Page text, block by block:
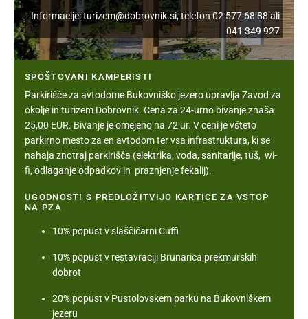
Informacije:turizem@dobrovnik.si, telefon 02 577 68 88 ali
041 349 927
SPOŠTOVANI KAMPERISTI
Parkirišče za avtodome Bukovniško jezero upravlja Zavod za
okolje in turizem Dobrovnik. Cena za 24-urno bivanje znaša
25,00 EUR. Bivanje je omejeno na 72 ur. V ceni je všteto
parkirno mesto za en avtodom ter vsa infrastruktura, ki se
nahaja znotraj parkirišča (elektrika, voda, sanitarije, tuš, wi-
fi, odlaganje odpadkov in praznjenje fekalij).
UGODNOSTI S PREDLOŽITVIJO KARTICE ZA VSTOP
NA PZA
10% popust v slaščičarni Cuffi
10% popust v restavraciji Brunarica prekmurskih
dobrot
20% popust v Pustolovskem parku na Bukovniškem
jezeru